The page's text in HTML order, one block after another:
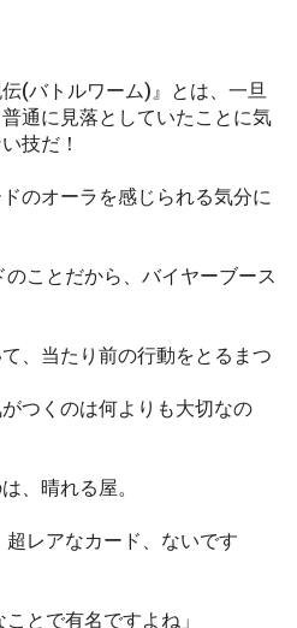
(バトルワーム)』とは、一旦
通に見落としていたことに気
技だ！
のオーラを感じられる気分に
のことだから、バイヤーブース
、当たり前の行動をとるまつ
つくのは何よりも大切なの
、晴れる屋。
超レアなカード、ないです
とで有名ですよね」